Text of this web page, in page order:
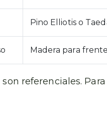
Pino Elliotis o
Madera para
son referenciales.